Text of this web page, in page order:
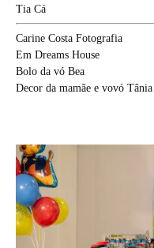
Tia Cá
Carine Costa Fotografia
Em Dreams House
Bolo da vó Bea
Decor da mamãe e vovó Tânia